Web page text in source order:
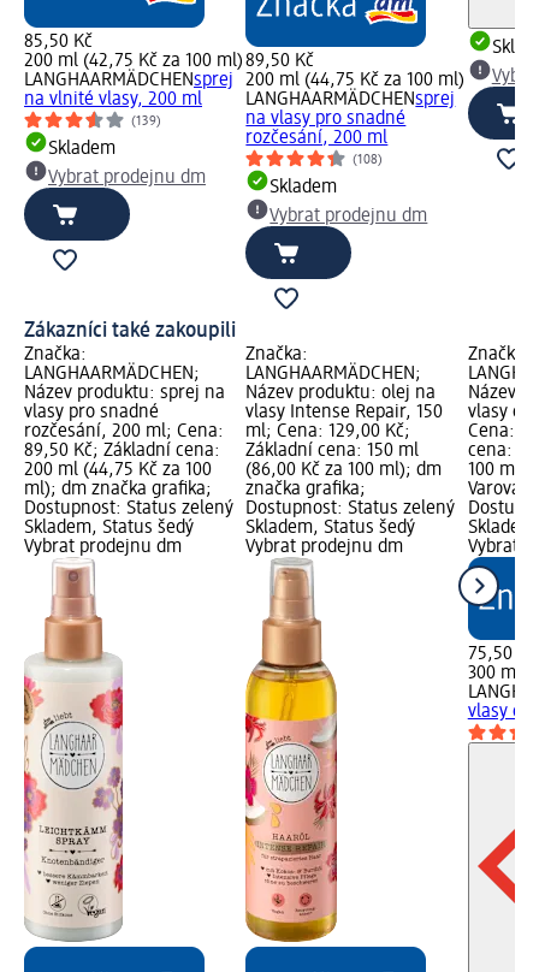
85,50 Kč
200 ml (42,75 Kč za 100 ml)
LANGHAARMÄDCHENsprej
na vlnité vlasy, 200 ml
(139)
Skladem
Vybrat prodejnu dm
89,50 Kč
200 ml (44,75 Kč za 100 ml)
LANGHAARMÄDCHENsprej
na vlasy pro snadné
rozčesání, 200 ml
(108)
Skladem
Vybrat prodejnu dm
Zákazníci také zakoupili
Značka:
LANGHAARMÄDCHEN;
Název produktu: sprej na
vlasy pro snadné
rozčesání, 200 ml; Cena:
89,50 Kč; Základní cena:
200 ml (44,75 Kč za 100
ml); dm značka grafika;
Dostupnost: Status zelený
Skladem, Status šedý
Vybrat prodejnu dm
Značka:
LANGHAARMÄDCHEN;
Název produktu: olej na
vlasy Intense Repair, 150
ml; Cena: 129,00 Kč;
Základní cena: 150 ml
(86,00 Kč za 100 ml); dm
značka grafika;
Dostupnost: Status zelený
Skladem, Status šedý
Vybrat prodejnu dm
Značka:
Název
vlasy
Cena:
cena:
100 ml);
Vybrat
75,50 Kč
300 ml
vlasy